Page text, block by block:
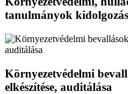
tanulmányok
Környezetvédelmi
elkészítése, auditálása